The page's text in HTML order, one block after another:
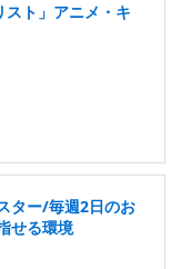
スト」アニメ・キ
ター/毎週2日のお
せる環境